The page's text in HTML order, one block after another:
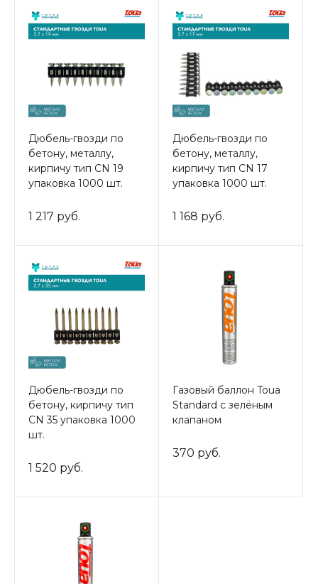
Дюбель-гвозди по
бетону, металлу,
кирпичу тип CN 19
упаковка 1000 шт.
1 217 руб.
Дюбель-гвозди по
бетону, металлу,
кирпичу тип CN 17
упаковка 1000 шт.
1 168 руб.
Дюбель-гвозди по
бетону, кирпичу тип
CN 35 упаковка 1000
шт.
1 520 руб.
Газовый баллон Toua
Standard с зелёным
клапаном
370 руб.